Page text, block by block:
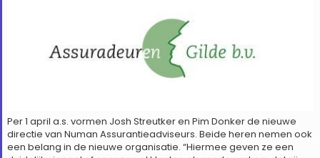
Per 1 april a.s. vormen Josh Streutker en Pim Donker de nieuwe
directie van Numan Assurantieadviseurs. Beide heren nemen ook
een belang in de nieuwe organisatie. “Hiermee geven ze een